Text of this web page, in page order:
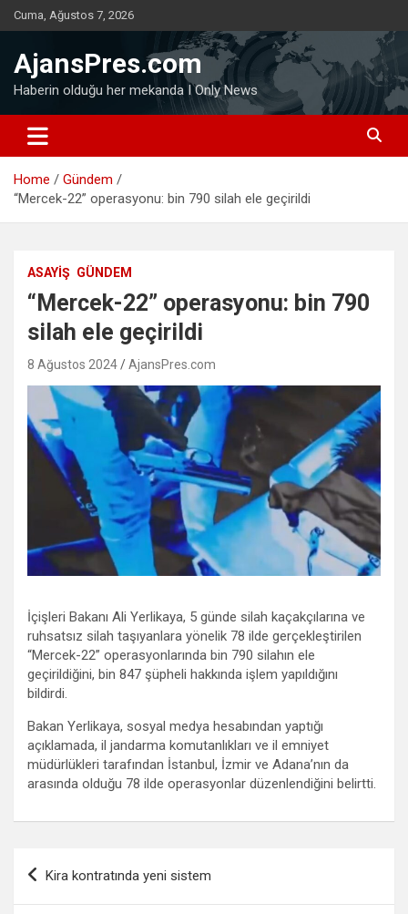
Skip
to
Cuma, Ağustos 7, 2026
AjansPres.com
Haberin olduğu her mekanda I Only News
Home
Gündem
“Mercek-22” operasyonu: bin 790 silah ele geçirildi
ASAYIŞ GÜNDEM
“Mercek-22” operasyonu: bin 790
silah ele geçirildi
8 Ağustos 2024 AjansPres.com
İçişleri Bakanı Ali Yerlikaya, 5 günde silah kaçakçılarına ve
ruhsatsız silah taşıyanlara yönelik 78 ilde gerçekleştirilen
“Mercek-22” operasyonlarında bin 790 silahın ele
geçirildiğini, bin 847 şüpheli hakkında işlem yapıldığını
bildirdi.
Bakan Yerlikaya, sosyal medya hesabından yaptığı
açıklamada, il jandarma komutanlıkları ve il emniyet
müdürlükleri tarafından İstanbul, İzmir ve Adana’nın da
arasında olduğu 78 ilde operasyonlar düzenlendiğini belirtti.
Yazı
gezinmesi
Kira kontratında yeni sistem